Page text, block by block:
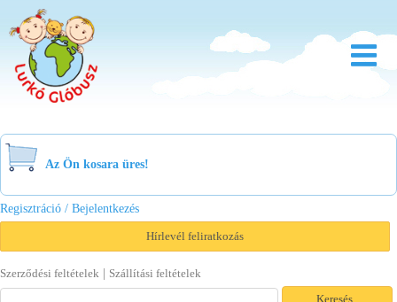
Bölcsőde
Család
Akció
Az Ön kosara üres!
Regisztráció / Bejelentkezés
Hírlevél feliratkozás
Szerződési feltételek | Szállítási feltételek